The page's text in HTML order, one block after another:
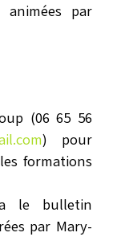
animées par
(06 65 56
) pour
formations
le bulletin
par Mary-